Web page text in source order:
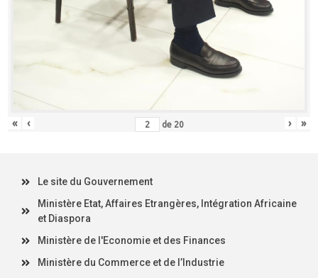
« ‹ de 20 › »
Le site du Gouvernement
Ministère Etat, Affaires Etrangères, Intégration Africaine
et Diaspora
Ministère de l'Economie et des Finances
Ministère du Commerce et de l’Industrie